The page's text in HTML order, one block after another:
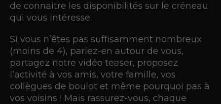
de connaitre les disponibilités sur le créneau
qui vous intéresse.
Si vous n’êtes pas suffisamment nombreux
(moins de 4), parlez-en autour de vous,
partagez notre vidéo teaser, proposez
l’activité à vos amis, votre famille, vos
collègues de boulot et même pourquoi pas à
vos voisins ! Mais rassurez-vous, chaque